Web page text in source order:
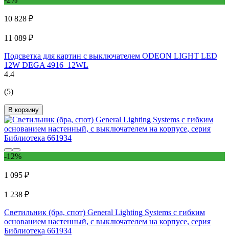
10 828 ₽
11 089 ₽
Подсветка для картин с выключателем ODEON LIGHT LED
12W DEGA 4916_12WL
4.4
(5)
В корзину
-12%
1 095 ₽
1 238 ₽
Светильник (бра, спот) General Lighting Systems с гибким
основанием настенный, с выключателем на корпусе, серия
Библиотека 661934